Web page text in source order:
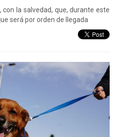
con la salvedad, que, durante este
será por orden de llegada